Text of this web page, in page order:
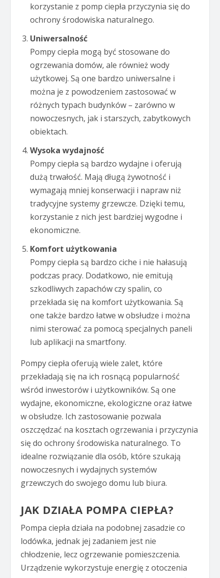
korzystanie z pomp ciepła przyczynia się do
ochrony środowiska naturalnego.
Uniwersalność
Pompy ciepła mogą być stosowane do
ogrzewania domów, ale również wody
użytkowej. Są one bardzo uniwersalne i
można je z powodzeniem zastosować w
różnych typach budynków – zarówno w
nowoczesnych, jak i starszych, zabytkowych
obiektach.
Wysoka wydajność
Pompy ciepła są bardzo wydajne i oferują
dużą trwałość. Mają długą żywotność i
wymagają mniej konserwacji i napraw niż
tradycyjne systemy grzewcze. Dzięki temu,
korzystanie z nich jest bardziej wygodne i
ekonomiczne.
Komfort użytkowania
Pompy ciepła są bardzo ciche i nie hałasują
podczas pracy. Dodatkowo, nie emitują
szkodliwych zapachów czy spalin, co
przekłada się na komfort użytkowania. Są
one także bardzo łatwe w obsłudze i można
nimi sterować za pomocą specjalnych paneli
lub aplikacji na smartfony.
Pompy ciepła oferują wiele zalet, które
przekładają się na ich rosnącą popularność
wśród inwestorów i użytkowników. Są one
wydajne, ekonomiczne, ekologiczne oraz łatwe
w obsłudze. Ich zastosowanie pozwala
oszczędzać na kosztach ogrzewania i przyczynia
się do ochrony środowiska naturalnego. To
idealne rozwiązanie dla osób, które szukają
nowoczesnych i wydajnych systemów
grzewczych do swojego domu lub biura.
JAK DZIAŁA POMPA CIEPŁA?
Pompa ciepła działa na podobnej zasadzie co
lodówka, jednak jej zadaniem jest nie
chłodzenie, lecz ogrzewanie pomieszczenia.
Urządzenie wykorzystuje energię z otoczenia